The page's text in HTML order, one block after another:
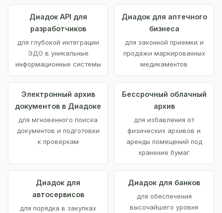
Диадок API для
разработчиков
для глубокой интеграции
ЭДО в уникальные
информационные системы
Диадок для аптечного
бизнеса
для законной приемки и
продажи маркированных
медикаментов
Электронный архив
документов в Диадоке
для мгновенного поиска
документов и подготовки
к проверкам
Бессрочный облачный
архив
для избавления от
физических архивов и
аренды помещений под
хранение бумаг
Диадок для
автосервисов
для порядка в закупках
Диадок для банков
для обеспечения
высочайшего уровня